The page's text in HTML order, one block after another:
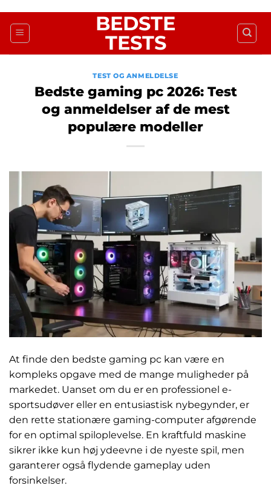
indhold
BEDSTE
TESTS
TEST OG ANMELDELSE
Bedste gaming pc 2026: Test
og anmeldelser af de mest
populære modeller
At finde den bedste gaming pc kan være en
kompleks opgave med de mange muligheder på
markedet. Uanset om du er en professionel e-
sportsudøver eller en entusiastisk nybegynder, er
den rette stationære gaming-computer afgørende
for en optimal spiloplevelse. En kraftfuld maskine
sikrer ikke kun høj ydeevne i de nyeste spil, men
garanterer også flydende gameplay uden
forsinkelser.